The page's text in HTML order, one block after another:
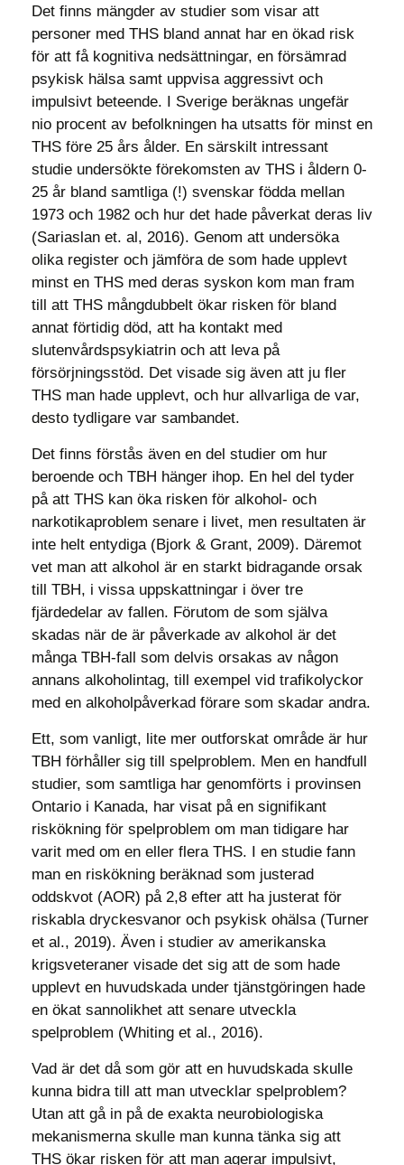
Det finns mängder av studier som visar att
personer med THS bland annat har en ökad risk
för att få kognitiva nedsättningar, en försämrad
psykisk hälsa samt uppvisa aggressivt och
impulsivt beteende. I Sverige beräknas ungefär
nio procent av befolkningen ha utsatts för minst en
THS före 25 års ålder. En särskilt intressant
studie undersökte förekomsten av THS i åldern 0-
25 år bland samtliga (!) svenskar födda mellan
1973 och 1982 och hur det hade påverkat deras liv
(Sariaslan et. al, 2016). Genom att undersöka
olika register och jämföra de som hade upplevt
minst en THS med deras syskon kom man fram
till att THS mångdubbelt ökar risken för bland
annat förtidig död, att ha kontakt med
slutenvårdspsykiatrin och att leva på
försörjningsstöd. Det visade sig även att ju fler
THS man hade upplevt, och hur allvarliga de var,
desto tydligare var sambandet.
Det finns förstås även en del studier om hur
beroende och TBH hänger ihop. En hel del tyder
på att THS kan öka risken för alkohol- och
narkotikaproblem senare i livet, men resultaten är
inte helt entydiga (Bjork & Grant, 2009). Däremot
vet man att alkohol är en starkt bidragande orsak
till TBH, i vissa uppskattningar i över tre
fjärdedelar av fallen. Förutom de som själva
skadas när de är påverkade av alkohol är det
många TBH-fall som delvis orsakas av någon
annans alkoholintag, till exempel vid trafikolyckor
med en alkoholpåverkad förare som skadar andra.
Ett, som vanligt, lite mer outforskat område är hur
TBH förhåller sig till spelproblem. Men en handfull
studier, som samtliga har genomförts i provinsen
Ontario i Kanada, har visat på en signifikant
riskökning för spelproblem om man tidigare har
varit med om en eller flera THS. I en studie fann
man en riskökning beräknad som justerad
oddskvot (AOR) på 2,8 efter att ha justerat för
riskabla dryckesvanor och psykisk ohälsa (Turner
et al., 2019). Även i studier av amerikanska
krigsveteraner visade det sig att de som hade
upplevt en huvudskada under tjänstgöringen hade
en ökat sannolikhet att senare utveckla
spelproblem (Whiting et al., 2016).
Vad är det då som gör att en huvudskada skulle
kunna bidra till att man utvecklar spelproblem?
Utan att gå in på de exakta neurobiologiska
mekanismerna skulle man kunna tänka sig att
THS ökar risken för att man agerar impulsivt,